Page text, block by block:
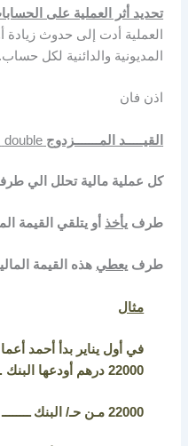
تحديد أثر العملية على
العملية أدت إلى حدوث
المديونية والدائنية لكل حساب.
اذن فان
القيـــــد المـــــــزدوج double
كل عملية مالية تحلل الي
طرف يأخذ أو يتلقي القيمة
طرف يعطي هذه القيمة المالية
مثال
في أول يناير بدأ أحمد
22000 درهم أودعها البنك .
22000 مـن حـ/ البنك ــــــــ (الطرف الذي أخذ )